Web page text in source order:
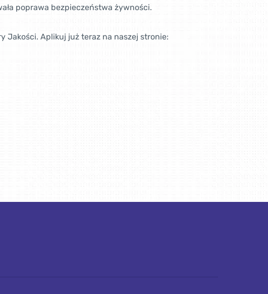
poprawa bezpieczeństwa żywności.
Jakości. Aplikuj już teraz na naszej stronie: